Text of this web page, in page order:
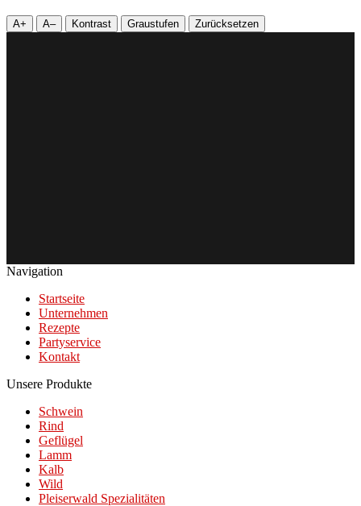
A+ A– Kontrast Graustufen Zurücksetzen
Navigation
Startseite
Unternehmen
Rezepte
Partyservice
Kontakt
Unsere Produkte
Schwein
Rind
Geflügel
Lamm
Kalb
Wild
Pleiserwald Spezialitäten